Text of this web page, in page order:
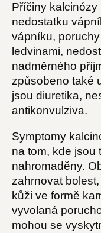
Příčiny
nedostatku
vápníku,
ledvinami,
nadměrného
způsobeno také
jsou diuretika,
antikonvulziva.
Symptomy
na tom, kde jsou
nahromaděny.
zahrnovat
kůži ve formě
vyvolaná
mohou se